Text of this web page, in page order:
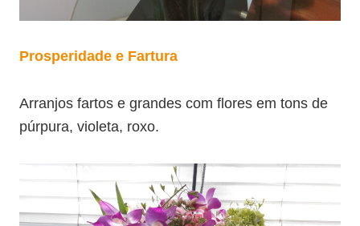
Prosperidade e Fartura
Arranjos fartos e grandes com flores em tons de
púrpura, violeta, roxo.